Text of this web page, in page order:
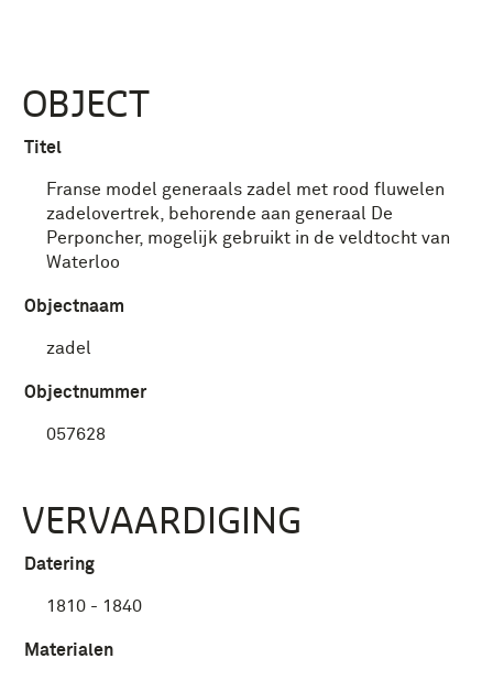
OBJECT
Titel
Franse model generaals zadel met rood fluwelen
zadelovertrek, behorende aan generaal De
Perponcher, mogelijk gebruikt in de veldtocht van
Waterloo
Objectnaam
zadel
Objectnummer
057628
VERVAARDIGING
Datering
1810 - 1840
Materialen